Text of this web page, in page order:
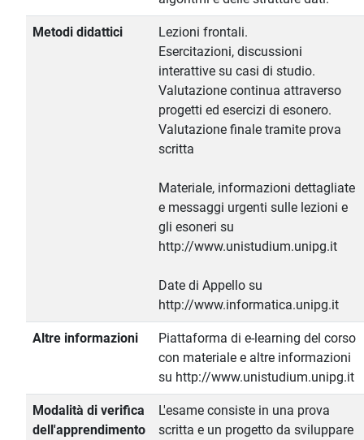
Metodi didattici
Lezioni frontali.
Esercitazioni, discussioni
interattive su casi di studio.
Valutazione continua attraverso
progetti ed esercizi di esonero.
Valutazione finale tramite prova
scritta
Materiale, informazioni dettagliate
e messaggi urgenti sulle lezioni e
gli esoneri su
http://www.unistudium.unipg.it
Date di Appello su
http://www.informatica.unipg.it
Altre informazioni
Piattaforma di e-learning del corso
con materiale e altre informazioni
su http://www.unistudium.unipg.it
Modalità di verifica
dell'apprendimento
L'esame consiste in una prova
scritta e un progetto da sviluppare